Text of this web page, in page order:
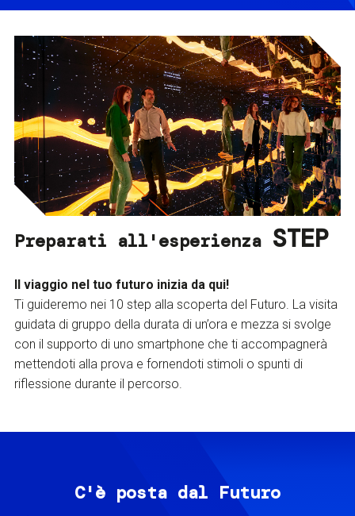
Preparati all'esperienza STEP
Il viaggio nel tuo futuro inizia da qui!
Ti guideremo nei 10 step alla scoperta del Futuro. La visita
guidata di gruppo della durata di un’ora e mezza si svolge
con il supporto di uno smartphone che ti accompagnerà
mettendoti alla prova e fornendoti stimoli o spunti di
riflessione durante il percorso.
C'è posta dal Futuro